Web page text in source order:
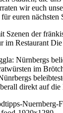
wir euch
euren nächsten
direkt auf die